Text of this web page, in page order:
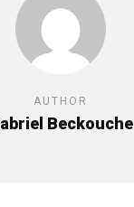
AUTHOR
Beckouche